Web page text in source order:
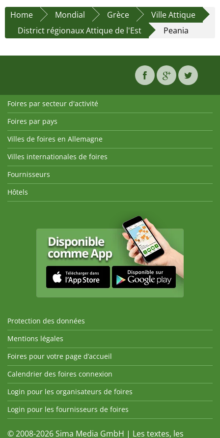
Home
Mondial Grèce
Ville Attique
District régionaux Attique de l'Est
Peania
Foires par secteur d'activité
Foires par pays
Villes de foires en Allemagne
Villes internationales de foires
Fournisseurs
Hôtels
Protection des données
Mentions légales
Foires pour votre page d’accueil
Calendrier des foires connexion
Login pour les organisateurs de foires
Login pour les fournisseurs de foires
© 2008-2026 Sima Media GmbH | Les textes, les